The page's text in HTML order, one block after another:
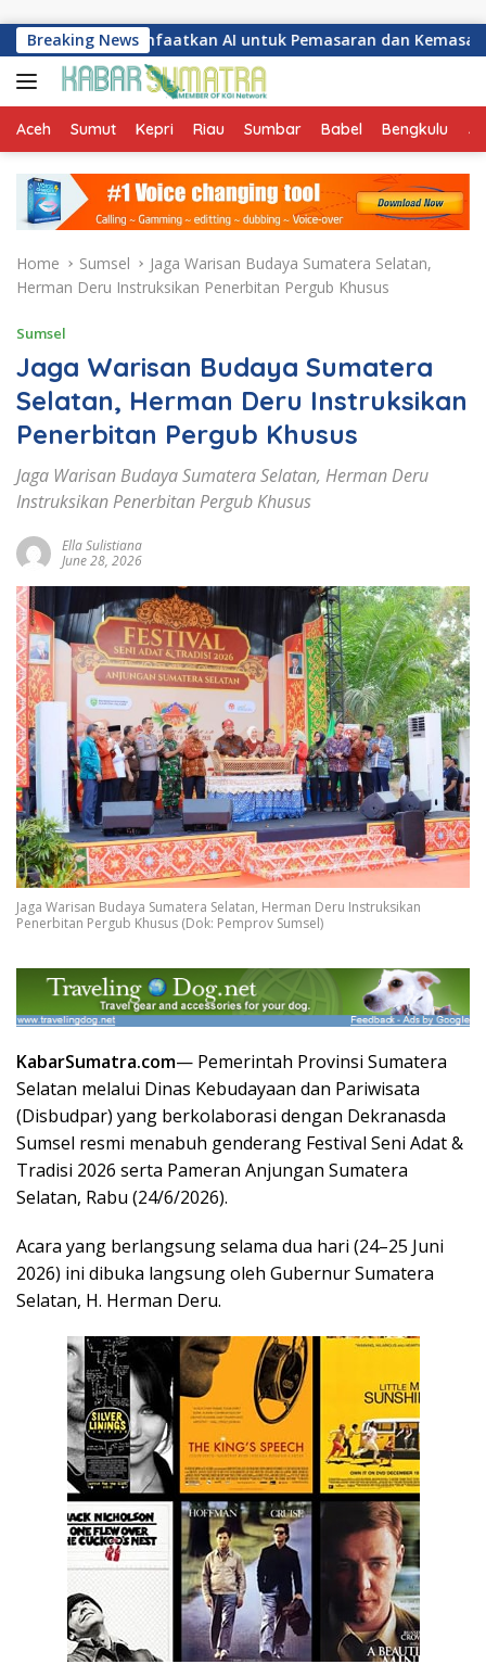
Breaking News
Manfaatkan AI untuk Pemasaran dan Kemasan Produk
Aceh Sumut Kepri Riau Sumbar Babel Bengkulu
Home Sumsel
Jaga Warisan Budaya Sumatera Selatan,
Herman Deru Instruksikan Penerbitan Pergub Khusus
Sumsel
Jaga Warisan Budaya Sumatera
Selatan, Herman Deru Instruksikan
Penerbitan Pergub Khusus
Jaga Warisan Budaya Sumatera Selatan, Herman Deru
Instruksikan Penerbitan Pergub Khusus
Ella Sulistiana
June 28, 2026
Jaga Warisan Budaya Sumatera Selatan, Herman Deru Instruksikan
Penerbitan Pergub Khusus (Dok: Pemprov Sumsel)
KabarSumatra.com— Pemerintah Provinsi Sumatera
Selatan melalui Dinas Kebudayaan dan Pariwisata
(Disbudpar) yang berkolaborasi dengan Dekranasda
Sumsel resmi menabuh genderang Festival Seni Adat &
Tradisi 2026 serta Pameran Anjungan Sumatera
Selatan, Rabu (24/6/2026).
Acara yang berlangsung selama dua hari (24–25 Juni
2026) ini dibuka langsung oleh Gubernur Sumatera
Selatan, H. Herman Deru.